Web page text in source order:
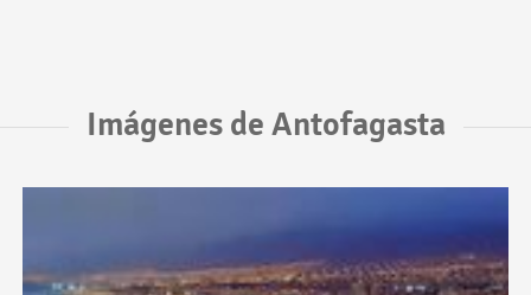
Imágenes de Antofagasta